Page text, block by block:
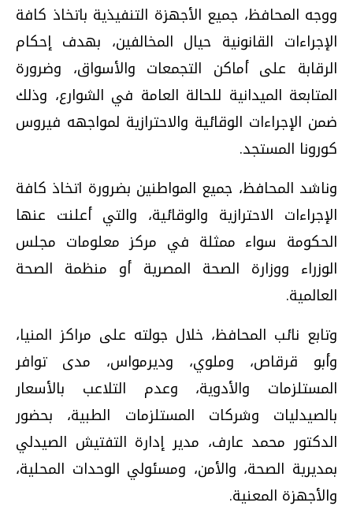
ووجه المحافظ، جميع الأجهزة التنفيذية باتخاذ كافة
الإجراءات القانونية حيال المخالفين، بهدف إحكام
الرقابة على أماكن التجمعات والأسواق، وضرورة
المتابعة الميدانية للحالة العامة في الشوارع، وذلك
ضمن الإجراءات الوقائية والاحترازية لمواجهه فيروس
كورونا المستجد.
وناشد المحافظ، جميع المواطنين بضرورة اتخاذ كافة
الإجراءات الاحترازية والوقائية، والتي أعلنت عنها
الحكومة سواء ممثلة في مركز معلومات مجلس
الوزراء ووزارة الصحة المصرية أو منظمة الصحة
العالمية.
وتابع نائب المحافظ، خلال جولته على مراكز المنيا،
وأبو قرقاص، وملوي، وديرمواس، مدى توافر
المستلزمات والأدوية، وعدم التلاعب بالأسعار
بالصيدليات وشركات المستلزمات الطبية، بحضور
الدكتور محمد عارف، مدير إدارة التفتيش الصيدلي
بمديرية الصحة، والأمن، ومسئولي الوحدات المحلية،
والأجهزة المعنية.